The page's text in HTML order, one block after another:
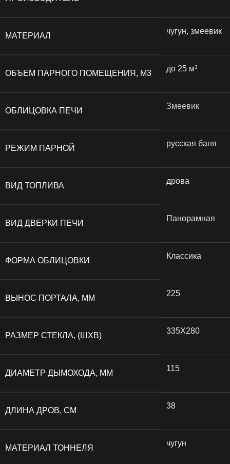
МАТЕРИАЛ
чугун, змеевик
ОБЪЕМ ПАРНОГО ПОМЕЩЕНИЯ, М3
до 25 м³
ОБЛИЦОВКА ПЕЧИ
Змеевик
РЕЖИМ ПАРНОЙ
русская баня
ВИД ТОПЛИВА
дрова
ВИД ДВЕРКИ ПЕЧИ
Панорамная
ФОРМА ОБЛИЦОВКИ
Классика
ВЫНОС ПОРТАЛА, ММ
225
РАЗМЕР СТЕКЛА, (ШХВ)
335Х280
ДИАМЕТР ДЫМОХОДА, ММ
115
ДЛИНА ДРОВ, СМ
38
МАТЕРИАЛ ТОННЕЛЯ
чугун